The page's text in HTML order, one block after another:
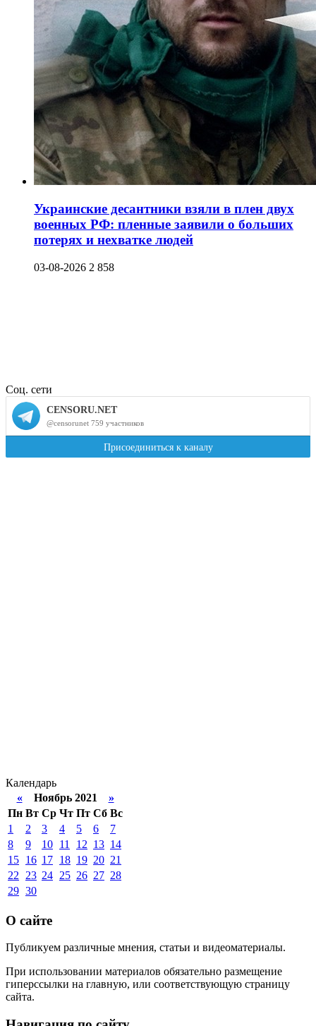
Украинские десантники взяли в плен двух
военных РФ: пленные заявили о больших
потерях и нехватке людей
03-08-2026 2 858
Соц. сети
Календарь
«Ноябрь 2021 »
Пн Вт Ср Чт Пт Сб Вс
1
2 3 4 5 6
7
8
9 10 11 12 13 14
15 16 17 18 19 20 21
22
23 24 25 26 27 28
29 30
О сайте
Публикуем различные мнения, статьи и видеоматериалы.
При использовании материалов обязательно размещение
гиперссылки на главную, или соответствующую страницу
сайта.